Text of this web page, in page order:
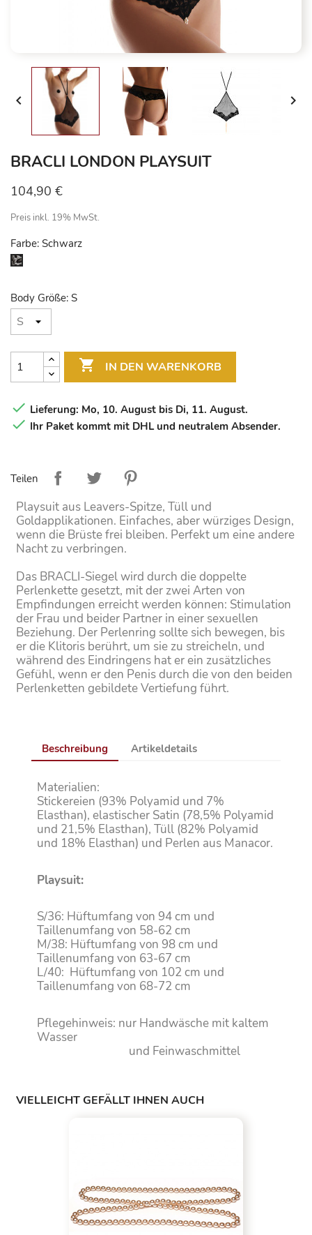
 
BRACLI LONDON PLAYSUIT
104,90 €
Preis inkl. 19% MwSt.
Farbe: Schwarz
Schwarz
Body Größe: S
 IN DEN WARENKORB
 Lieferung: Mo, 10. August bis Di, 11. August.
 Ihr Paket kommt mit DHL und neutralem Absender.
Teilen
Playsuit aus Leavers-Spitze, Tüll und
Goldapplikationen. Einfaches, aber würziges Design,
wenn die Brüste frei bleiben. Perfekt um eine andere
Nacht zu verbringen.
Das BRACLI-Siegel wird durch die doppelte
Perlenkette gesetzt, mit der zwei Arten von
Empfindungen erreicht werden können: Stimulation
der Frau und beider Partner in einer sexuellen
Beziehung. Der Perlenring sollte sich bewegen, bis
er die Klitoris berührt, um sie zu streicheln, und
während des Eindringens hat er ein zusätzliches
Gefühl, wenn er den Penis durch die von den beiden
Perlenketten gebildete Vertiefung führt.
Beschreibung Artikeldetails
Materialien:
Stickereien (93% Polyamid und 7%
Elasthan), elastischer Satin (78,5% Polyamid
und 21,5% Elasthan), Tüll (82% Polyamid
und 18% Elasthan) und Perlen aus Manacor.
Playsuit:
S/36: Hüftumfang von 94 cm und
Taillenumfang von 58-62 cm
M/38: Hüftumfang von 98 cm und
Taillenumfang von 63-67 cm
L/40: Hüftumfang von 102 cm und
Taillenumfang von 68-72 cm
Pflegehinweis: nur Handwäsche mit kaltem
Wasser
und Feinwaschmittel
VIELLEICHT GEFÄLLT IHNEN AUCH